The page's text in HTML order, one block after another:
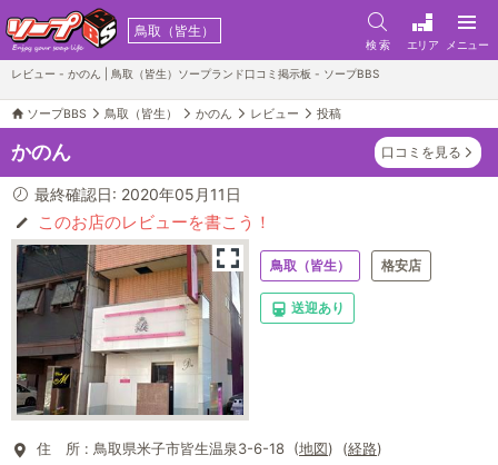
鳥取（皆生）
検 索 エリア メニュー
レビュー - かのん | 鳥取（皆生）ソープランド口コミ掲示板 - ソープBBS
ソープBBS 鳥取（皆生） かのん レビュー 投稿
かのん 口コミを見る
最終確認日: 2020年05月11日
このお店のレビューを書こう！
鳥取（皆生） 格安店
送迎あり
住 所 : 鳥取県米子市皆生温泉3-6-18 (地図) (経路)